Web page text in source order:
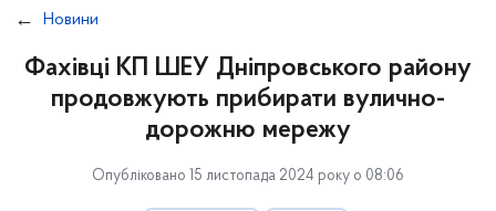
Новини
Фахівці КП ШЕУ Дніпровського району
продовжують прибирати вулично-
дорожню мережу
Опубліковано 15 листопада 2024 року о 08:06